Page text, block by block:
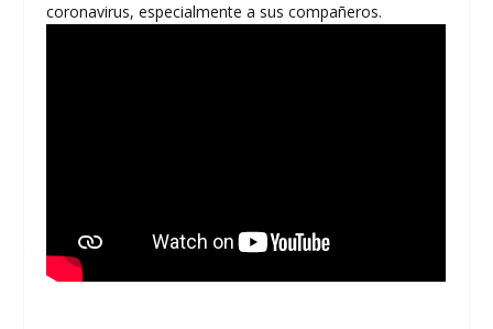
coronavirus, especialmente a sus compañeros.